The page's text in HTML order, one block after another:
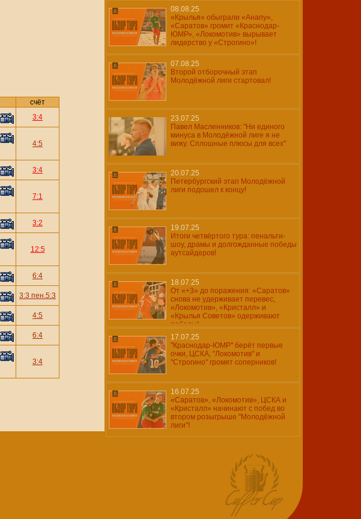
счёт
3:4
4:5
3:4
7:1
3:2
12:5
6:4
3:3 пен.5:3
4:5
6:4
3:4
08.08.25
«Крылья» обыграли «Анапу»,
«Саратов» громит «Краснодар-
ЮМР», «Локомотив» вырывает
лидерство у «Строгино»!
07.08.25
Второй отборочный этап
Молодёжной лиги стартовал!
23.07.25
Павел Масленников: "Ни единого
минуса в Молодёжной лиге я не
вижу. Сплошные плюсы для всех"
20.07.25
Петербургский этап Молодёжной
лиги подошел к концу!
19.07.25
Итоги четвёртого тура: пенальти-
шоу, драмы и долгожданные победы
аутсайдеров!
18.07.25
От «+3» до поражения: «Саратов»
снова не удерживает перевес,
«Локомотив», «Кристалл» и
«Крылья Советов» одерживают
победы!
17.07.25
"Краснодар-ЮМР" берёт первые
очки, ЦСКА, "Локомотив" и
"Строгино" громят соперников!
16.07.25
«Саратов», «Локомотив», ЦСКА и
«Кристалл» начинают с побед во
втором розыгрыше "Молодёжной
лиги"!